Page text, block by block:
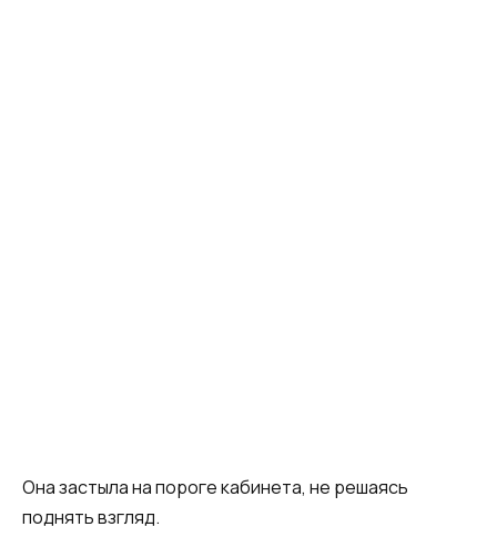
Она застыла на пороге кабинета, не решаясь
поднять взгляд.